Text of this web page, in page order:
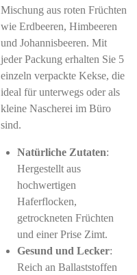
Mischung aus roten Früchten
wie Erdbeeren, Himbeeren
und Johannisbeeren. Mit
jeder Packung erhalten Sie 5
einzeln verpackte Kekse, die
ideal für unterwegs oder als
kleine Nascherei im Büro
sind.
Natürliche Zutaten:
Hergestellt aus
hochwertigen
Haferflocken,
getrockneten Früchten
und einer Prise Zimt.
Gesund und Lecker:
Reich an Ballaststoffen